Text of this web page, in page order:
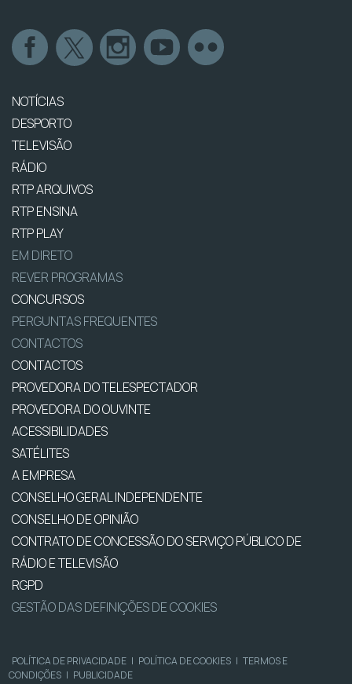
NOTÍCIAS
DESPORTO
TELEVISÃO
RÁDIO
RTP ARQUIVOS
RTP ENSINA
RTP PLAY
EM DIRETO
REVER PROGRAMAS
CONCURSOS
PERGUNTAS FREQUENTES
CONTACTOS
CONTACTOS
PROVEDORA DO TELESPECTADOR
PROVEDORA DO OUVINTE
ACESSIBILIDADES
SATÉLITES
A EMPRESA
CONSELHO GERAL INDEPENDENTE
CONSELHO DE OPINIÃO
CONTRATO DE CONCESSÃO DO SERVIÇO PÚBLICO DE
RÁDIO E TELEVISÃO
RGPD
GESTÃO DAS DEFINIÇÕES DE COOKIES
POLÍTICA DE PRIVACIDADE | POLÍTICA DE COOKIES | TERMOS E
CONDIÇÕES | PUBLICIDADE